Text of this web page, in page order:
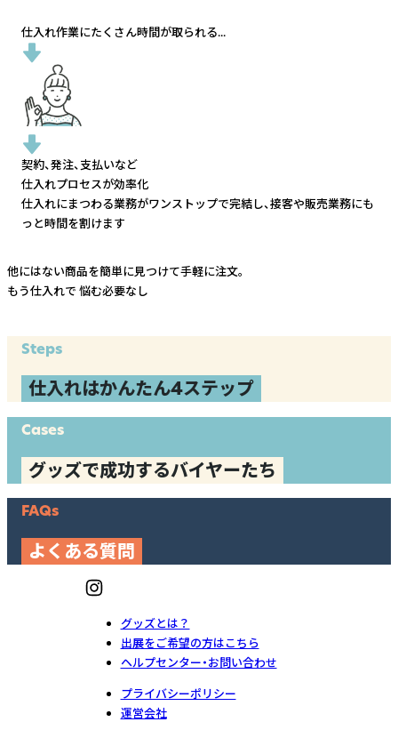
仕入れ作業にたくさん時間が取られる...
契約、発注、支払いなど
仕入れプロセスが効率化
仕入れにまつわる業務がワンストップで完結し、接客や販売業務にも
っと時間を割けます
他にはない商品を簡単に見つけて手軽に注文。
もう仕入れで 悩む必要なし
Steps
仕入れはかんたん4ステップ
Cases
グッズで成功するバイヤーたち
FAQs
よくある質問
グッズとは？
出展をご希望の方はこちら
ヘルプセンター・お問い合わせ
プライバシーポリシー
運営会社